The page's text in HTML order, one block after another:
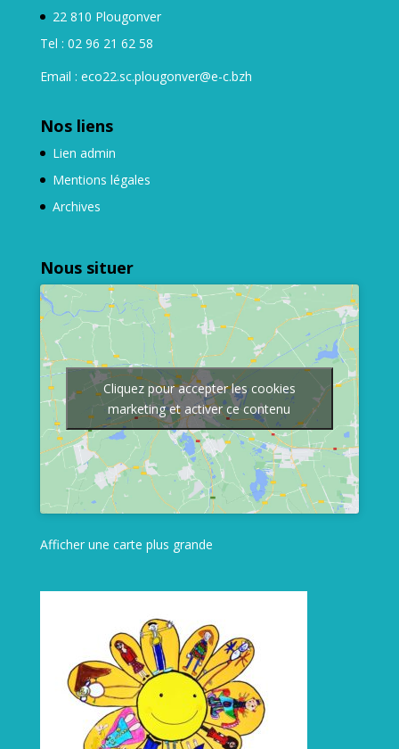
22 810 Plougonver
Tel : 02 96 21 62 58
Email : eco22.sc.plougonver@e-c.bzh
Nos liens
Lien admin
Mentions légales
Archives
Nous situer
Cliquez pour accepter les cookies
marketing et activer ce contenu
Afficher une carte plus grande